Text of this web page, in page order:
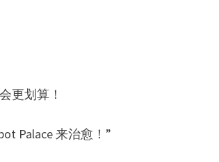
更划算！
Palace 来治愈！”